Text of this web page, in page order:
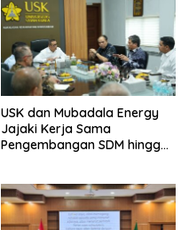
USK dan Mubadala Energy
Jajaki Kerja Sama
Pengembangan SDM hingga